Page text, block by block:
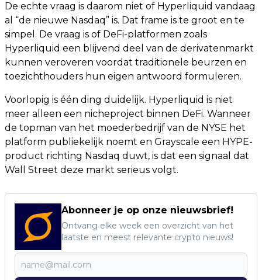
De echte vraag is daarom niet of Hyperliquid vandaag
al “de nieuwe Nasdaq” is. Dat frame is te groot en te
simpel. De vraag is of DeFi-platformen zoals
Hyperliquid een blijvend deel van de derivatenmarkt
kunnen veroveren voordat traditionele beurzen en
toezichthouders hun eigen antwoord formuleren.
Voorlopig is één ding duidelijk. Hyperliquid is niet
meer alleen een nicheproject binnen DeFi. Wanneer
de topman van het moederbedrijf van de NYSE het
platform publiekelijk noemt en Grayscale een HYPE-
product richting Nasdaq duwt, is dat een signaal dat
Wall Street deze markt serieus volgt.
Abonneer je op onze nieuwsbrief!
Ontvang elke week een overzicht van het
laatste en meest relevante crypto nieuws!